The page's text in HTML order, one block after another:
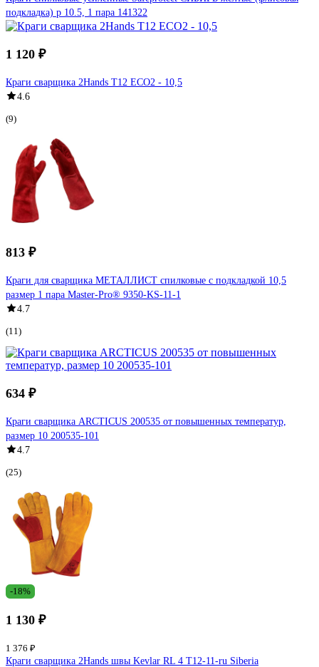
подкладка) р 10.5, 1 пара 141322
1 120 ₽
Краги сварщика 2Hands T12 ECO2 - 10,5
4.6
(9)
813 ₽
Краги для сварщика МЕТАЛЛИСТ спилковые с подкладкой 10,5
размер 1 пара Master-Pro® 9350-KS-11-1
4.7
(11)
634 ₽
Краги сварщика ARCTICUS 200535 от повышенных температур,
размер 10 200535-101
4.7
(25)
-18%
1 130 ₽
1 376 ₽
Краги сварщика 2Hands швы Kevlar RL 4 Т12-11-ru Siberia